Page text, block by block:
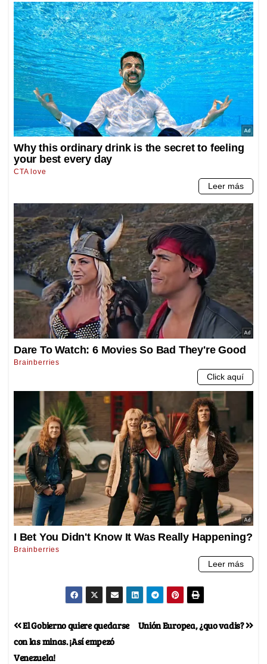
Unión Europea, ¿quo vadis?
El Gobierno quiere quedarse
con las minas. ¡Así empezó
Venezuela!